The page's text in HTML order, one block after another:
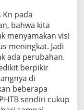
Kn pada
bahwa kita
menyamakan visi
meningkat. Jadi
ada perubahan.
berpikir
di
beberapa
sendiri cukup